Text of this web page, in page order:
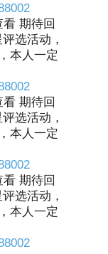
期待回
选活动，
本人一定
期待回
选活动，
本人一定
期待回
选活动，
本人一定